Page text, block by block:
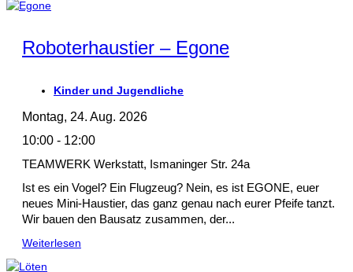
Roboterhaustier – Egone
Kinder und Jugendliche
Montag, 24. Aug. 2026
10:00 - 12:00
TEAMWERK Werkstatt, Ismaninger Str. 24a
Ist es ein Vogel? Ein Flugzeug? Nein, es ist EGONE, euer
neues Mini-Haustier, das ganz genau nach eurer Pfeife tanzt.
Wir bauen den Bausatz zusammen, der...
Weiterlesen